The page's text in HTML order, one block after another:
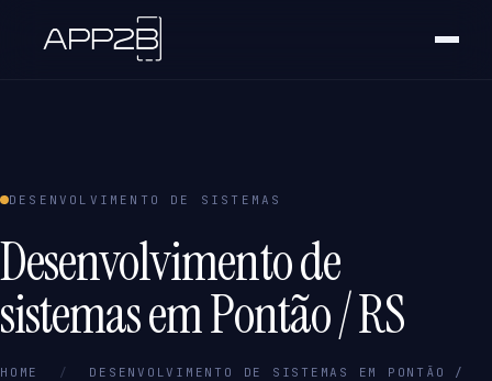
DESENVOLVIMENTO DE SISTEMAS
Desenvolvimento de
sistemas em Pontão / RS
HOME /
DESENVOLVIMENTO DE SISTEMAS EM PONTÃO /